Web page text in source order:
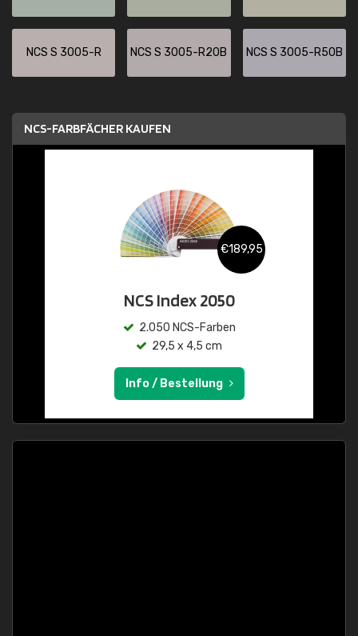
NCS S 3005-R NCS S 3005-R20B NCS S 3005-R50B
NCS-FARBFÄCHER KAUFEN
€189,95
NCS Index 2050
2.050 NCS-Farben
29,5 x 4,5 cm
Info / Bestellung